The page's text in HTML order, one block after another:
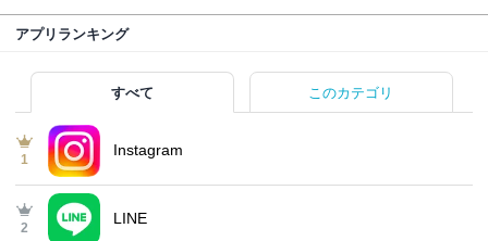
アプリランキング
すべて このカテゴリ
1
Instagram
2
LINE